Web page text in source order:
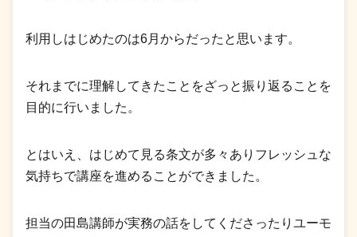
利用しはじめたのは6月からだったと思います。
それまでに理解してきたことをざっと振り返ることを
目的に行いました。
とはいえ、はじめて見る条文が多々ありフレッシュな
気持ちで講座を進めることができました。
担当の田島講師が実務の話をしてくださったりユーモ